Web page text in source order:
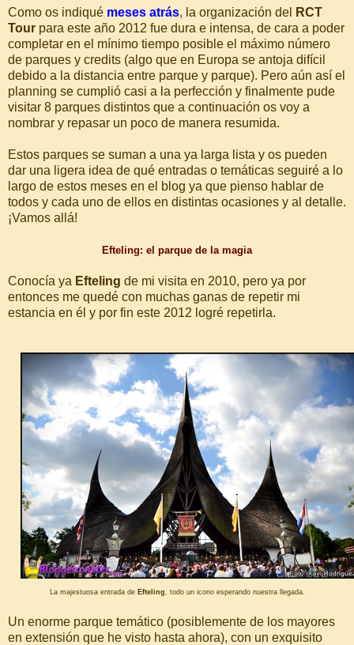
Como os indiqué meses atrás, la organización del
RCT
Tour para este año 2012 fue dura e intensa, de cara a poder
completar en el mínimo tiempo posible el máximo número
de parques y credits (algo que en Europa se antoja difícil
debido a la distancia entre parque y parque). Pero aún así el
planning se cumplió casi a la perfección y finalmente pude
visitar 8 parques distintos que a continuación os voy a
nombrar y repasar un poco de manera resumida.
Estos parques se suman a una ya larga lista y os pueden
dar una ligera idea de qué entradas o temáticas seguiré a lo
largo de estos meses en el blog ya que pienso hablar de
todos y cada uno de ellos en distintas ocasiones y al detalle.
¡Vamos allá!
Efteling: el parque de la magia
Conocía ya Efteling de mi visita en 2010, pero ya por
entonces me quedé con muchas ganas de repetir mi
estancia en él y por fin este 2012 logré repetirla.
La majestuosa entrada de Efteling , todo un icono esperando nuestra llegada.
Un enorme parque temático (posiblemente de los mayores
en extensión que he visto hasta ahora), con un exquisito